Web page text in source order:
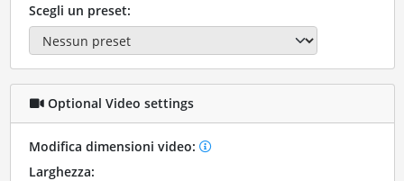
Scegli un preset:
Optional Video settings
Modifica dimensioni video:
Larghezza: